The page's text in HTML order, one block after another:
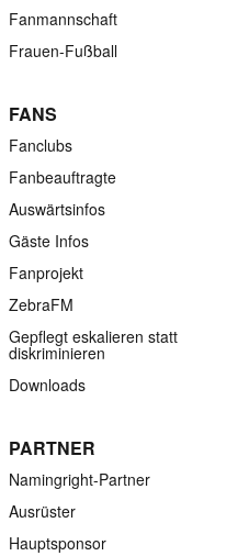
Fanmannschaft
Frauen-Fußball
FANS
Fanclubs
Fanbeauftragte
Auswärtsinfos
Gäste Infos
Fanprojekt
ZebraFM
Gepflegt eskalieren statt
diskriminieren
Downloads
PARTNER
Namingright-Partner
Ausrüster
Hauptsponsor